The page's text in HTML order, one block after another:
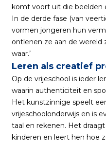
komt voort uit die beelden
In de derde fase (van
vormen jongeren hun
ontlenen ze aan de wereld
waar.’
Leren als creatief
Op de vrijeschool is ieder
waarin authenticiteit en
Het kunstzinnige speelt
vrijeschoolonderwijs en is
taal en rekenen. Het
kinderen en leert hen hoe